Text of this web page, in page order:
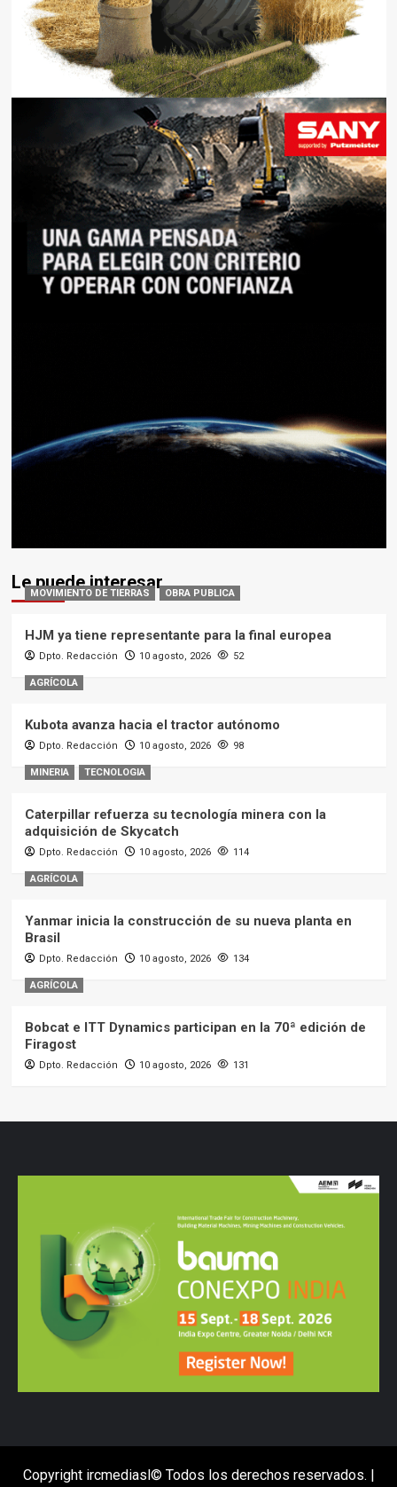
Le puede interesar
MOVIMIENTO DE TIERRAS OBRA PUBLICA
HJM ya tiene representante para la final europea
Dpto. Redacción 10 agosto, 2026 52
AGRÍCOLA
Kubota avanza hacia el tractor autónomo
Dpto. Redacción 10 agosto, 2026 98
MINERIA TECNOLOGIA
Caterpillar refuerza su tecnología minera con la
adquisición de Skycatch
Dpto. Redacción 10 agosto, 2026 114
AGRÍCOLA
Yanmar inicia la construcción de su nueva planta en
Brasil
Dpto. Redacción 10 agosto, 2026 134
AGRÍCOLA
Bobcat e ITT Dynamics participan en la 70ª edición de
Firagost
Dpto. Redacción 10 agosto, 2026 131
Copyright ircmediasl© Todos los derechos reservados.